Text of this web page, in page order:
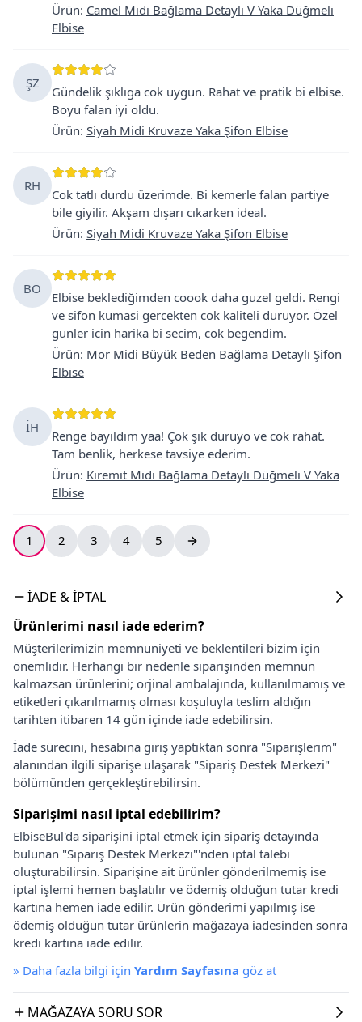
Ürün: Camel Midi Bağlama Detaylı V Yaka Düğmeli
Elbise
ŞZ
Gündelik şıklıga cok uygun. Rahat ve pratik bi elbise.
Boyu falan iyi oldu.
Ürün: Siyah Midi Kruvaze Yaka Şifon Elbise
RH
Cok tatlı durdu üzerimde. Bi kemerle falan partiye
bile giyilir. Akşam dışarı cıkarken ideal.
Ürün: Siyah Midi Kruvaze Yaka Şifon Elbise
BO
Elbise beklediğimden coook daha guzel geldi. Rengi
ve sifon kumasi gercekten cok kaliteli duruyor. Özel
gunler icin harika bi secim, cok begendim.
Ürün: Mor Midi Büyük Beden Bağlama Detaylı Şifon
Elbise
İH
Renge bayıldım yaa! Çok şık duruyo ve cok rahat.
Tam benlik, herkese tavsiye ederim.
Ürün: Kiremit Midi Bağlama Detaylı Düğmeli V Yaka
Elbise
1 2 3 4 5
İADE & İPTAL
Ürünlerimi nasıl iade ederim?
Müşterilerimizin memnuniyeti ve beklentileri bizim için
önemlidir. Herhangi bir nedenle siparişinden memnun
kalmazsan ürünlerini; orjinal ambalajında, kullanılmamış ve
etiketleri çıkarılmamış olması koşuluyla teslim aldığın
tarihten itibaren 14 gün içinde iade edebilirsin.
İade sürecini, hesabına giriş yaptıktan sonra "Siparişlerim"
alanından ilgili siparişe ulaşarak "Sipariş Destek Merkezi"
bölümünden gerçekleştirebilirsin.
Siparişimi nasıl iptal edebilirim?
ElbiseBul'da siparişini iptal etmek için sipariş detayında
bulunan "Sipariş Destek Merkezi"'nden iptal talebi
oluşturabilirsin. Siparişine ait ürünler gönderilmemiş ise
iptal işlemi hemen başlatılır ve ödemiş olduğun tutar kredi
kartına hemen iade edilir. Ürün gönderimi yapılmış ise
ödemiş olduğun tutar ürünlerin mağazaya iadesinden sonra
kredi kartına iade edilir.
» Daha fazla bilgi için Yardım Sayfasına göz at
MAĞAZAYA SORU SOR